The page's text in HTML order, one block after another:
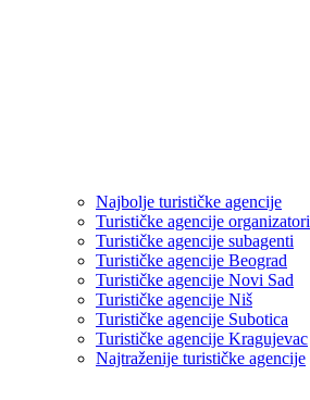
Najbolje turističke agencije
Turističke agencije organizatori
Turističke agencije subagenti
Turističke agencije Beograd
Turističke agencije Novi Sad
Turističke agencije Niš
Turističke agencije Subotica
Turističke agencije Kragujevac
Najtraženije turističke agencije